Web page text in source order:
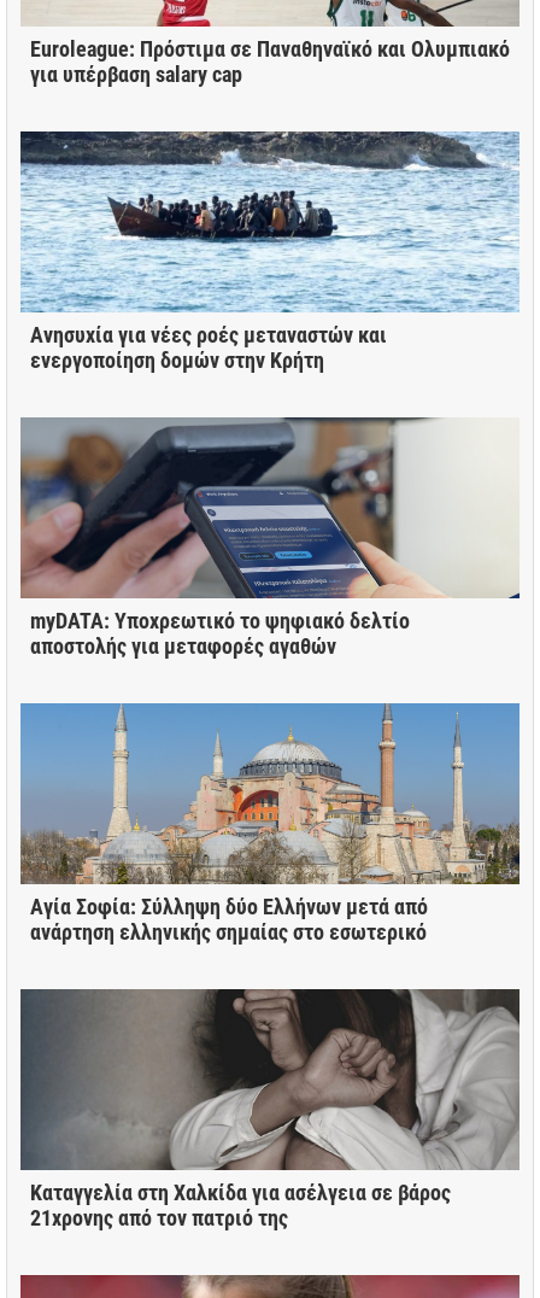
Euroleague: Πρόστιμα σε Παναθηναϊκό και Ολυμπιακό
για υπέρβαση salary cap
Ανησυχία για νέες ροές μεταναστών και
ενεργοποίηση δομών στην Κρήτη
myDATA: Υποχρεωτικό το ψηφιακό δελτίο
αποστολής για μεταφορές αγαθών
Αγία Σοφία: Σύλληψη δύο Ελλήνων μετά από
ανάρτηση ελληνικής σημαίας στο εσωτερικό
Καταγγελία στη Χαλκίδα για ασέλγεια σε βάρος
21χρονης από τον πατριό της